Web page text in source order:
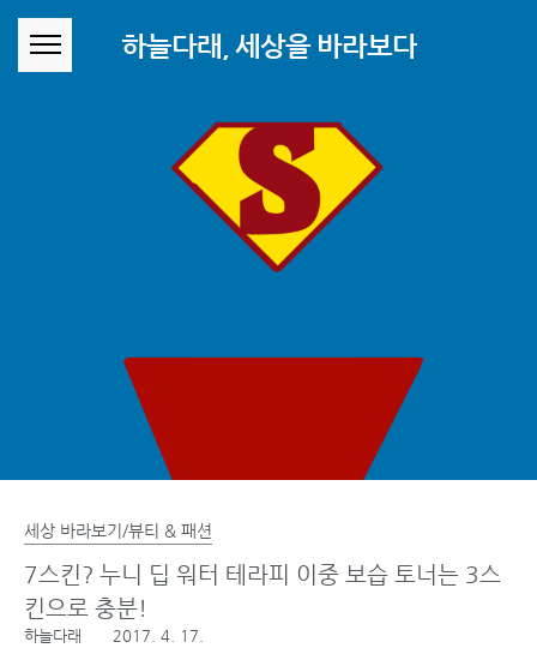
하늘다래, 세상을 바라보다
세상 바라보기/뷰티 & 패션
7스킨? 누니 딥 워터 테라피 이중 보습 토너는 3스
킨으로 충분!
하늘다래 2017. 4. 17.